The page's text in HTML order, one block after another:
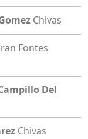
Chivas
Fontes
Del
Chivas